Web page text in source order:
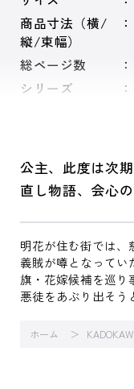
商品寸法（横/
縦/束幅）
総ページ数
シリーズ
公主、此度は次
直し物語、会心
明花が住む街では、
義賊が噂となって
旗・花嫁候補を巡り
悪徒をあぶり出そ
ホーム